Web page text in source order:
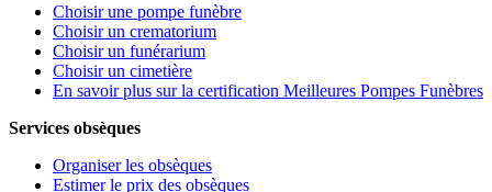
Choisir une pompe funèbre
Choisir un crematorium
Choisir un funérarium
Choisir un cimetière
En savoir plus sur la certification Meilleures Pompes Funèbres
Services obsèques
Organiser les obsèques
Estimer le prix des obsèques